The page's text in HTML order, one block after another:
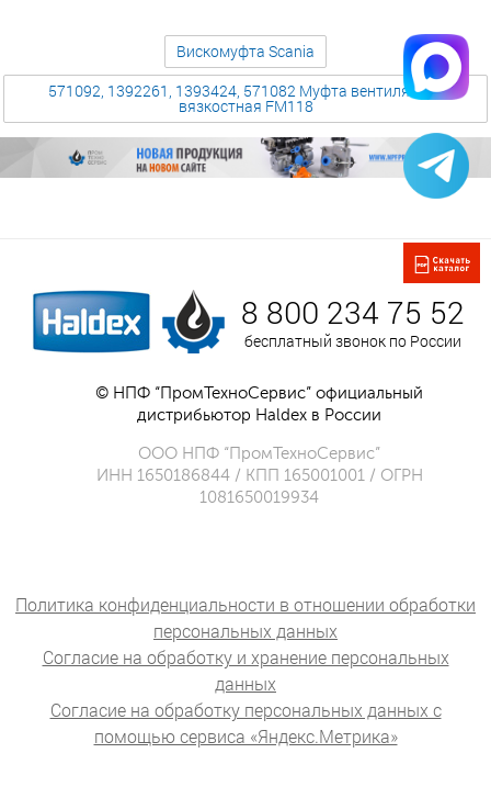
Вискомуфта Scania
571092, 1392261, 1393424, 571082 Муфта вентилятора
вязкостная FM118
8 800 234 75 52
бесплатный звонок по России
© НПФ “ПромТехноСервис” официальный
дистрибьютор Haldex в России
ООО НПФ “ПромТехноСервис”
ИНН 1650186844 / КПП 165001001 / ОГРН
1081650019934
Политика конфиденциальности в отношении обработки
персональных данных
Согласие на обработку и хранение персональных
данных
Согласие на обработку персональных данных с
помощью сервиса «Яндекс.Метрика»